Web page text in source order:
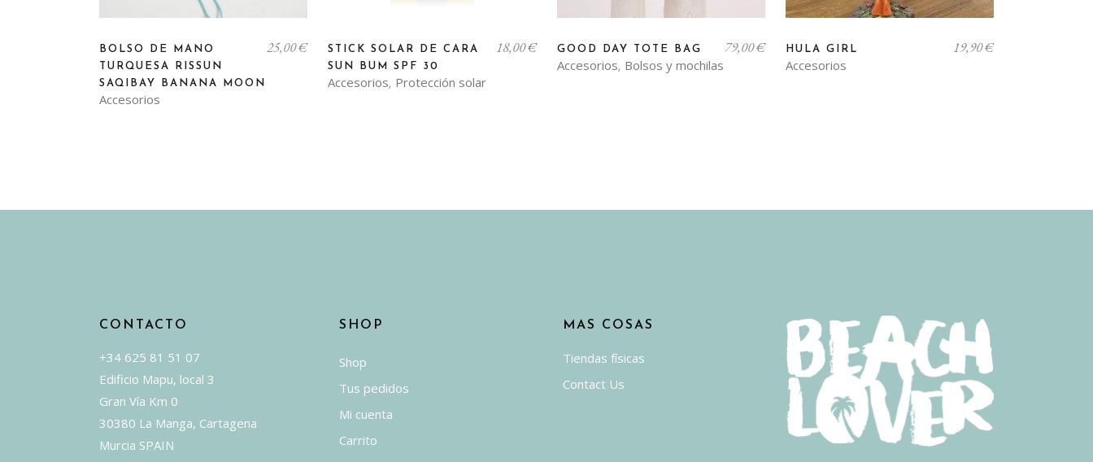
Accesorios
BOLSO DE MANO
TURQUESA RISSUN
SAQIBAY BANANA MOON
25,00€
Accesorios, Protección solar
STICK SOLAR DE CARA
SUN BUM SPF 30
18,00€
Accesorios, Bolsos y mochilas
GOOD DAY TOTE BAG 79,00€
Accesorios
HULA GIRL 19,90€
CONTACTO
+34 625 81 51 07
Edificio Mapu, local 3
Gran Vía Km 0
30380 La Manga, Cartagena
Murcia SPAIN
SHOP
Shop
Tus pedidos
Mi cuenta
Carrito
MAS COSAS
Tiendas físicas
Contact Us